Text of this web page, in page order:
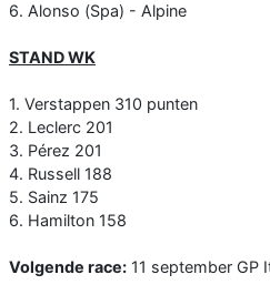
6. Alonso (Spa) - Alpine
STAND WK
1. Verstappen 310 punten
2. Leclerc 201
3. Pérez 201
4. Russell 188
5. Sainz 175
6. Hamilton 158
Volgende race: 11 september GP